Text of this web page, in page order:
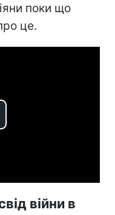
поки що
це.
війни в